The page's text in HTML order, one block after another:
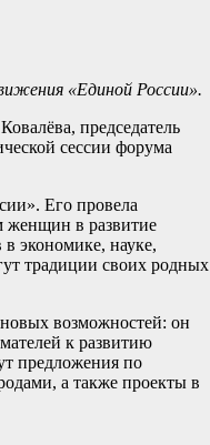
«Единой России».
председатель
сессии форума
Его провела
женщин в развитие
экономике, науке,
традиции своих родных
возможностей: он
к развитию
предложения по
а также проекты в